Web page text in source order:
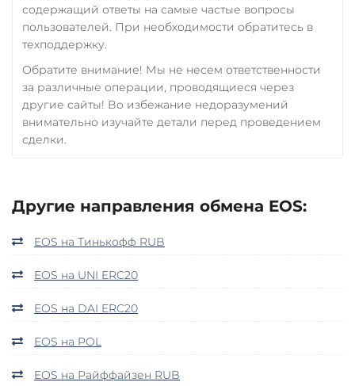
содержащий ответы на самые частые вопросы
пользователей. При необходимости обратитесь в
техподдержку.
Обратите внимание! Мы не несем ответственности
за различные операции, проводящиеся через
другие сайты! Во избежание недоразумений
внимательно изучайте детали перед проведением
сделки.
Другие направления обмена EOS:
EOS на Тинькофф RUB
EOS на UNI ERC20
EOS на DAI ERC20
EOS на POL
EOS на Райффайзен RUB